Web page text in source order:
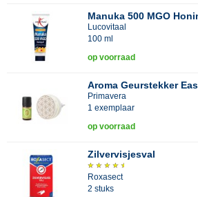
Manuka 500 MGO
Lucovitaal
100 ml
op voorraad
Aroma Geurstekker
Primavera
1 exemplaar
op voorraad
Zilvervisjesval
Roxasect
2 stuks